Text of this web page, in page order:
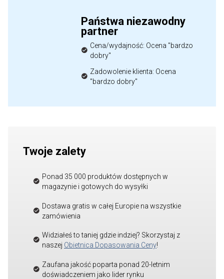
Państwa niezawodny
partner
Cena/wydajność: Ocena "bardzo
dobry"
Zadowolenie klienta: Ocena
"bardzo dobry"
Twoje zalety
Ponad 35 000 produktów dostępnych w
magazynie i gotowych do wysyłki
Dostawa gratis w całej Europie na wszystkie
zamówienia
Widziałeś to taniej gdzie indziej? Skorzystaj z
naszej Obietnica Dopasowania Ceny!
Zaufana jakość poparta ponad 20-letnim
doświadczeniem jako lider rynku